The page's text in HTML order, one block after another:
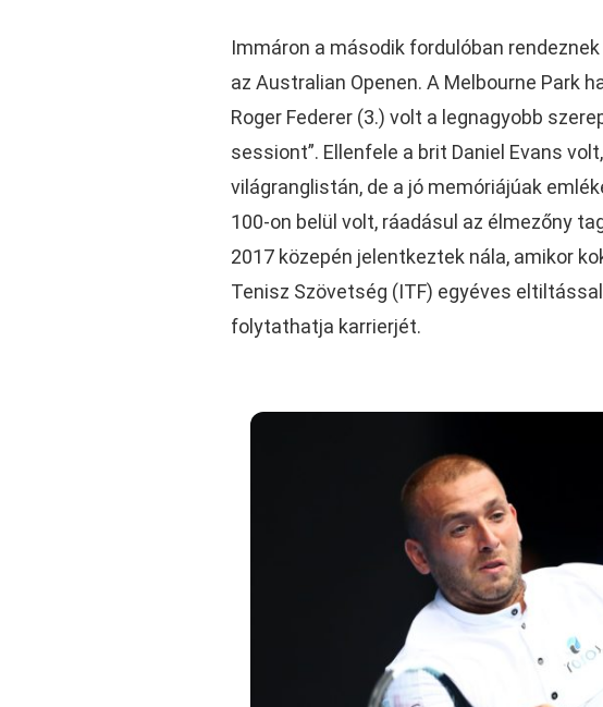
Immáron a második fordulóban
az Australian Openen. A Melbourne Park
Roger Federer (3.) volt a legnagyobb
sessiont”. Ellenfele a brit Daniel Evans
világranglistán, de a jó memóriájúak
100-on belül volt, ráadásul az élmezőny
2017 közepén jelentkeztek nála, amikor
Tenisz Szövetség (ITF) egyéves
folytathatja karrierjét.